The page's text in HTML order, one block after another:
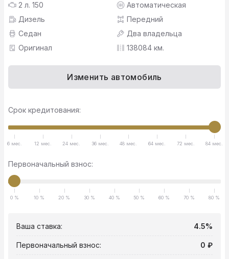
2 л. 150
Автоматическая
Дизель
Передний
Седан
Два владельца
Оригинал
138084 км.
Изменить автомобиль
Срок кредитования:
6 мес. 12 мес. 24 мес. 36 мес. 48 мес. 64 мес. 72 мес. 84 мес.
Первоначальный взнос:
0 % 10 % 20 % 30 % 40 % 50 % 60 % 70 % 80 %
Ваша ставка: 4.5%
Первоначальный взнос: 0 ₽